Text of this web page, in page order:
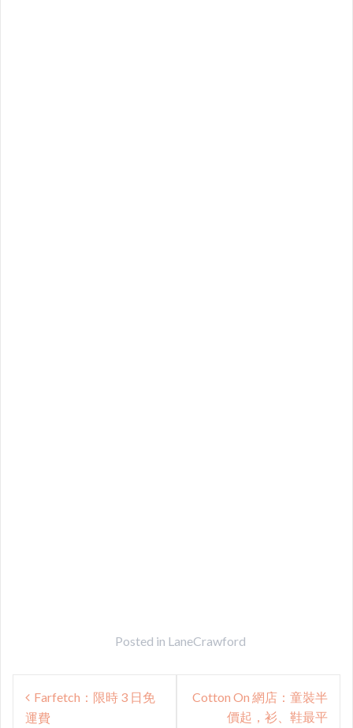
Posted in LaneCrawford
Post
navigation
Farfetch：限時 3 日免
運費
Cotton On 網店：童裝半
價起，衫、鞋最平